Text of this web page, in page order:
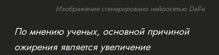
Изображение сгенерировано нейросетью Dall-e
По мнению ученых, основной причиной
ожирения является увеличение